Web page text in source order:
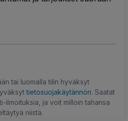
tai luomalla tilin hyväksyt
tietosuojakäytännön. Saatat
ilmoituksia, ja voit milloin tahansa
niistä.